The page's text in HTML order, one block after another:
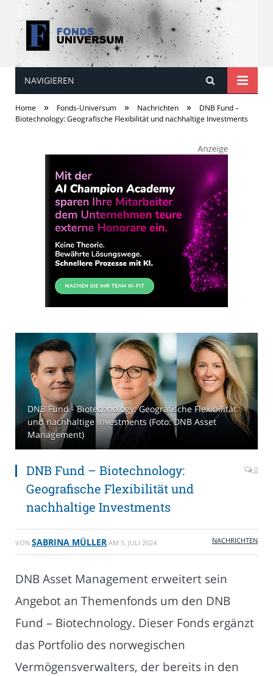
Fonds Universum
NAVIGIEREN
Home » Fonds-Universum » Nachrichten »
DNB Fund –
Biotechnology: Geografische Flexibilität und nachhaltige Investments
DNB Fund - Biotechnology: Geografische Flexibilität
und nachhaltige Investments (Foto: DNB Asset
Management)
DNB Fund – Biotechnology:
Geografische Flexibilität und
nachhaltige Investments
0
VON SABRINA MÜLLER AM 5. JULI 2024 NACHRICHTEN
DNB Asset Management erweitert sein
Angebot an Themenfonds um den DNB
Fund – Biotechnology. Dieser Fonds ergänzt
das Portfolio des norwegischen
Vermögensverwalters, der bereits in den